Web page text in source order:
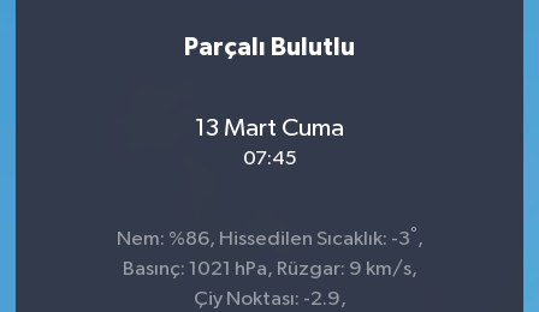
Parçalı Bulutlu
13 Mart Cuma
07:45
Nem: %86, Hissedilen Sıcaklık: -3° ,
Basınç: 1021 hPa, Rüzgar: 9 km/s,
Çiy Noktası: -2.9,